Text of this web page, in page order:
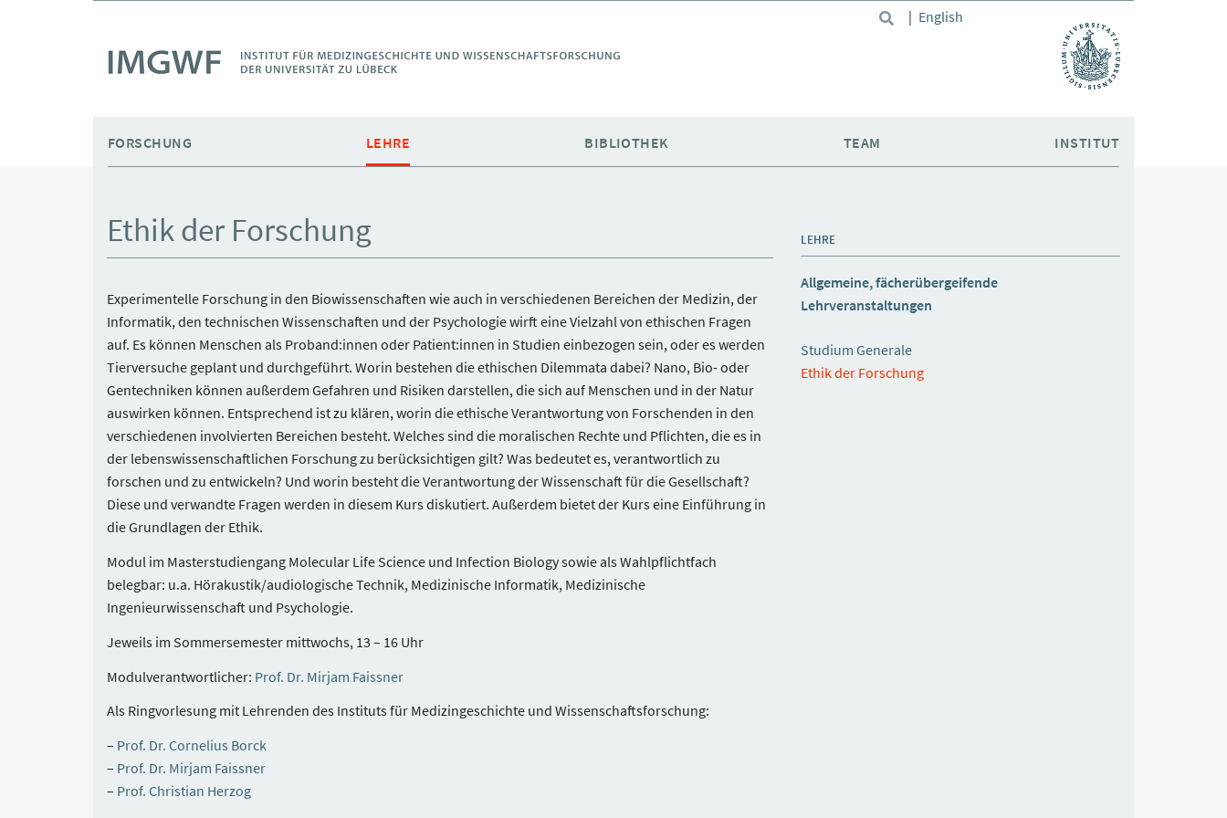
| English
FORSCHUNG LEHRE BIBLIOTHEK TEAM INSTITUT
Ethik der Forschung
Experimentelle Forschung in den Biowissenschaften wie auch in verschiedenen Bereichen der Medizin, der
Informatik, den technischen Wissenschaften und der Psychologie wirft eine Vielzahl von ethischen Fragen
auf. Es können Menschen als Proband:innen oder Patient:innen in Studien einbezogen sein, oder es werden
Tierversuche geplant und durchgeführt. Worin bestehen die ethischen Dilemmata dabei? Nano, Bio- oder
Gentechniken können außerdem Gefahren und Risiken darstellen, die sich auf Menschen und in der Natur
auswirken können. Entsprechend ist zu klären, worin die ethische Verantwortung von Forschenden in den
verschiedenen involvierten Bereichen besteht. Welches sind die moralischen Rechte und Pflichten, die es in
der lebenswissenschaftlichen Forschung zu berücksichtigen gilt? Was bedeutet es, verantwortlich zu
forschen und zu entwickeln? Und worin besteht die Verantwortung der Wissenschaft für die Gesellschaft?
Diese und verwandte Fragen werden in diesem Kurs diskutiert. Außerdem bietet der Kurs eine Einführung in
die Grundlagen der Ethik.
Modul im Masterstudiengang Molecular Life Science und Infection Biology sowie als Wahlpflichtfach
belegbar: u.a. Hörakustik/audiologische Technik, Medizinische Informatik, Medizinische
Ingenieurwissenschaft und Psychologie.
Jeweils im Sommersemester mittwochs, 13 – 16 Uhr
Modulverantwortlicher: Prof. Dr. Mirjam Faissner
Als Ringvorlesung mit Lehrenden des Instituts für Medizingeschichte und Wissenschaftsforschung:
Prof. Dr. Cornelius Borck
Prof. Dr. Mirjam Faissner
Prof. Christian Herzog
LEHRE
Allgemeine, fächerübergeifende
Lehrveranstaltungen
Studium Generale
Ethik der Forschung